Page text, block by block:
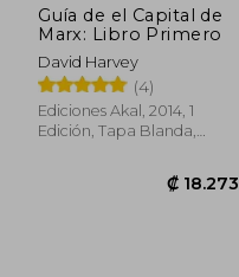
Guía de el Capital de
Marx: Libro Primero
David Harvey
(4)
Ediciones Akal, 2014, 1
Edición, Tapa Blanda,